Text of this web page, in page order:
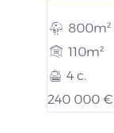
800m²
110m²
4 c.
240 000 €